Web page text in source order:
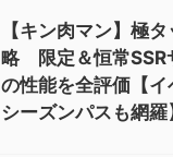
【キン肉マン】極
略 限定＆恒常SSR
の性能を全評価【
シーズンパスも網羅